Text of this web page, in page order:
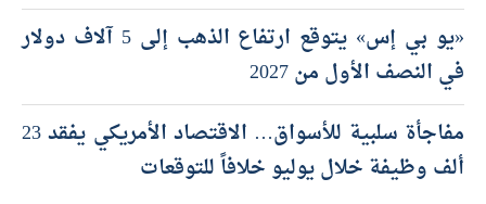
«يو بي إس» يتوقع ارتفاع الذهب إلى 5 آلاف دولار
في النصف الأول من 2027
مفاجأة سلبية للأسواق… الاقتصاد الأمريكي يفقد 23
ألف وظيفة خلال يوليو خلافاً للتوقعات